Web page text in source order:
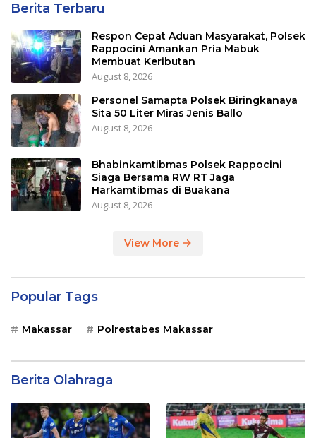
Berita Terbaru
Respon Cepat Aduan Masyarakat, Polsek
Rappocini Amankan Pria Mabuk
Membuat Keributan
August 8, 2026
Personel Samapta Polsek Biringkanaya
Sita 50 Liter Miras Jenis Ballo
August 8, 2026
Bhabinkamtibmas Polsek Rappocini
Siaga Bersama RW RT Jaga
Harkamtibmas di Buakana
August 8, 2026
View More
Popular Tags
Makassar Polrestabes Makassar
Berita Olahraga